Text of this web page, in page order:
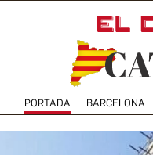
PORTADA BARCELONA